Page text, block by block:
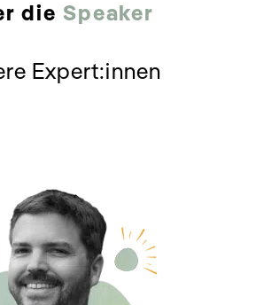
die Speaker
Expert:innen